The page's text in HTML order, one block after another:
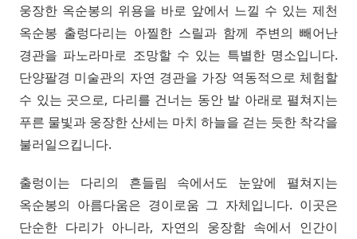
웅장한 옥순봉의 위용을 바로 앞에서 느낄 수 있는 제천
옥순봉 출렁다리는 아찔한 스릴과 함께 주변의 빼어난
경관을 파노라마로 조망할 수 있는 특별한 명소입니다.
단양팔경 미술관의 자연 경관을 가장 역동적으로 체험할
수 있는 곳으로, 다리를 건너는 동안 발 아래로 펼쳐지는
푸른 물빛과 웅장한 산세는 마치 하늘을 걷는 듯한 착각을
불러일으킵니다.
출렁이는 다리의 흔들림 속에서도 눈앞에 펼쳐지는
옥순봉의 아름다움은 경이로움 그 자체입니다. 이곳은
단순한 다리가 아니라, 자연의 웅장함 속에서 인간이